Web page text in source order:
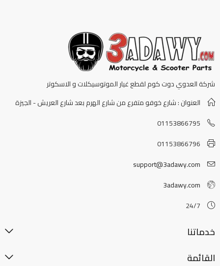
شركة العدوي دوت كوم لقطع غيار الموتوسيكلات و الاسكوتر
العنوان : شارع خوفو متفرع من شارع الهرم بعد شارع العريش - الجيزة
01153866795
01153866796
support@3adawy.com
3adawy.com
24/7
خدماتنا
القائمة